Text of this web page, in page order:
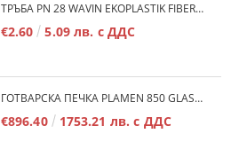
ТРЪБА PN 28 WAVIN EKOPLASTIK FIBER BASALT PLUS - 3М/БР.
€2.60 5.09 лв. с ДДС
ГОТВАРСКА ПЕЧКА PLAMEN 850 GLAS 11KW
€896.40 1753.21 лв. с ДДС